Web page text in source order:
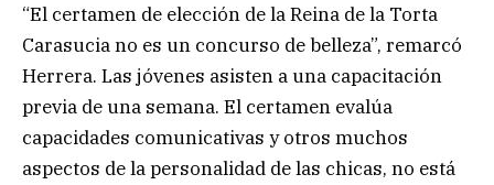
“El certamen de elección de la Reina de la Torta
Carasucia no es un concurso de belleza”, remarcó
Herrera. Las jóvenes asisten a una capacitación
previa de una semana. El certamen evalúa
capacidades comunicativas y otros muchos
aspectos de la personalidad de las chicas, no está